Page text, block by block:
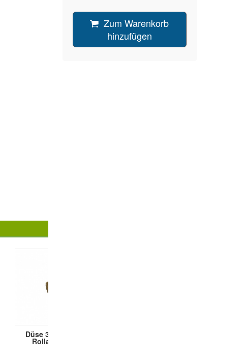
Zum Warenkorb
hinzufügen
Düse 3.5 mm für
Rolland 11C